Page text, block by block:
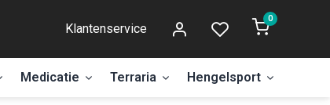
Klantenservice
0
Medicatie Terraria Hengelsport